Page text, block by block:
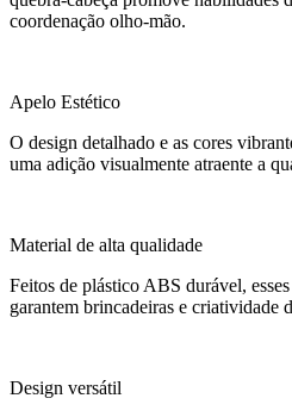
coordenação olho-mão.
Apelo Estético
O design detalhado e as cores
uma adição visualmente atraente a
Material de alta qualidade
Feitos de plástico ABS durável,
garantem brincadeiras e criatividade
Design versátil